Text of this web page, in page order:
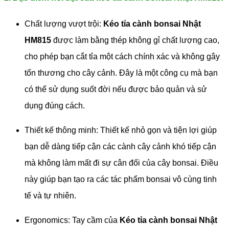
Chất lượng vượt trội: Kéo tỉa cành bonsai Nhật
HM815 được làm bằng thép không gỉ chất lượng cao,
cho phép bạn cắt tỉa một cách chính xác và không gây
tổn thương cho cây cảnh. Đây là một công cụ mà bạn
có thể sử dụng suốt đời nếu được bảo quản và sử
dụng đúng cách.
Thiết kế thông minh: Thiết kế nhỏ gọn và tiện lợi giúp
bạn dễ dàng tiếp cận các cành cây cảnh khó tiếp cận
mà không làm mất đi sự cân đối của cây bonsai. Điều
này giúp bạn tạo ra các tác phẩm bonsai vô cùng tinh
tế và tự nhiên.
Ergonomics: Tay cầm của Kéo tỉa cành bonsai Nhật